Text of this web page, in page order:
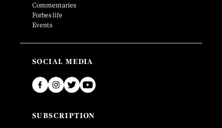
Commentaries
Forbes life
Events
SOCIAL MEDIA
SUBSCRIPTION